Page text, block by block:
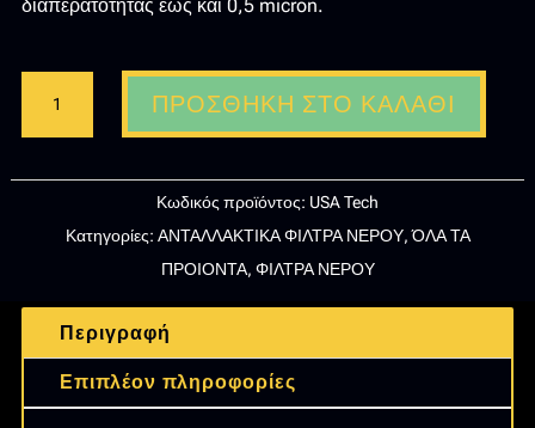
διαπερατότητας έως και 0,5 micron.
ΦΙΛΤΡΟ
ΚΑΤΩ
ΠΑΓΚΟΥ
ΑΠΟ
ΕΝΕΡΓΟ
ΠΡΟΣΘΉΚΗ ΣΤΟ ΚΑΛΆΘΙ
Κωδικός προϊόντος: USA Tech
Κατηγορίες: ΑΝΤΑΛΛΑΚΤΙΚΑ ΦΙΛΤΡΑ ΝΕΡΟΥ,ΌΛΑ ΤΑ
ΠΡΟΙΟΝΤΑ, ΦΙΛΤΡΑ ΝΕΡΟΥ
Περιγραφή
Επιπλέον πληροφορίες